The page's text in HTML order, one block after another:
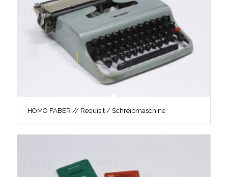
HOMO FABER // Requisit / Schreibmaschine